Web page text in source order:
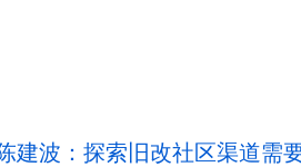
建波：探索旧改社区渠道需